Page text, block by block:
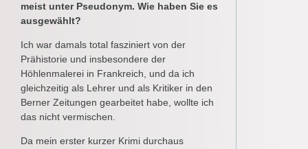
meist unter Pseudonym. Wie haben Sie es
ausgewählt?
Ich war damals total fasziniert von der
Prähistorie und insbesondere der
Höhlenmalerei in Frankreich, und da ich
gleichzeitig als Lehrer und als Kritiker in den
Berner Zeitungen gearbeitet habe, wollte ich
das nicht vermischen.
Da mein erster kurzer Krimi durchaus